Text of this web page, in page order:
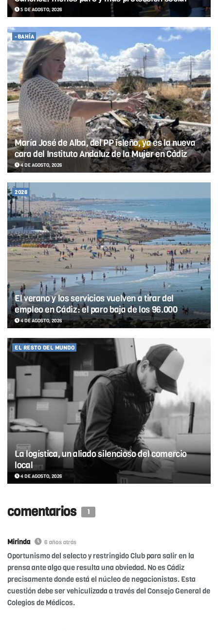
5 DE AGOSTO, 2026
-BAHÍA
María José de Alba, del PP isleño, ya es la nueva
cara del Instituto Andaluz de la Mujer en Cádiz
4 DE AGOSTO, 2026
2026
El verano y los servicios vuelven a tirar del
empleo en Cádiz: el paro baja de los 96.000
4 DE AGOSTO, 2026
EL RESTO DEL MUNDO
La logística, un aliado silencioso del comercio
local
4 DE AGOSTO, 2026
comentarios 1
Mirinda 6 años atrás
Oportunismo del selecto y restringido Club para salir en la
prensa ante algo que resulta una obviedad. No es Cádiz
precisamente donde está el núcleo de negacionistas. Esta
cuestión debe ser vehiculizada a través del Consejo General de
Colegios de Médicos.